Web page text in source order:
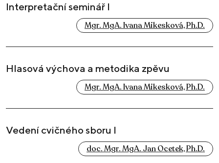
Interpretační seminář I
Mgr. MgA. Ivana Mikesková, Ph.D.
Hlasová výchova a metodika zpěvu
Mgr. MgA. Ivana Mikesková, Ph.D.
Vedení cvičného sboru I
doc. Mgr. MgA. Jan Ocetek, Ph.D.